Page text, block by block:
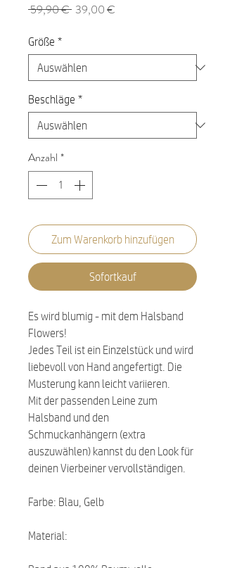
59,90 € Standardpreis
39,00 €
Größe *
Beschläge *
Anzahl *
Zum Warenkorb hinzufügen
Sofortkauf
Es wird blumig - mit dem Halsband
Flowers!
Jedes Teil ist ein Einzelstück und wird
liebevoll von Hand angefertigt. Die
Musterung kann leicht variieren.
Mit der passenden Leine zum
Halsband und den
Schmuckanhängern (extra
auszuwählen) kannst du den Look für
deinen Vierbeiner vervollständigen.
Farbe: Blau, Gelb
Material: